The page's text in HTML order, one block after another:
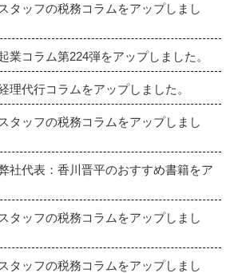
タッフの税務コラムをアップしまし
コラム第224弾をアップしました。
代行コラムをアップしました。
タッフの税務コラムをアップしまし
社代表：香川晋平のおすすめ書籍をア
タッフの税務コラムをアップしまし
タッフの税務コラムをアップしまし